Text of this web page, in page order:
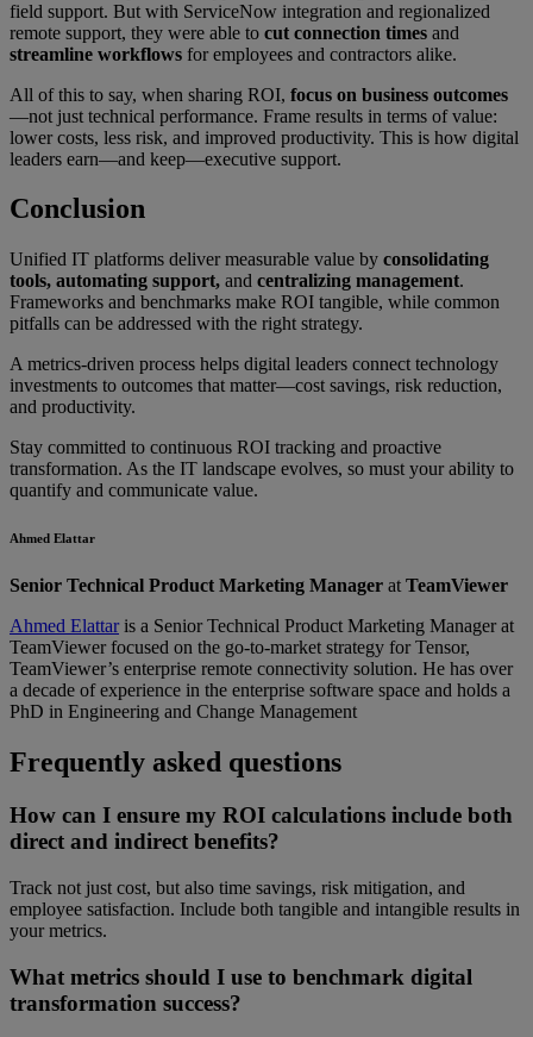
field support. But with ServiceNow integration and regionalized
remote support, they were able to cut connection times and
streamline workflows for employees and contractors alike.
All of this to say, when sharing ROI, focus on business outcomes
—not just technical performance. Frame results in terms of value:
lower costs, less risk, and improved productivity. This is how digital
leaders earn—and keep—executive support.
Conclusion
Unified IT platforms deliver measurable value by consolidating
tools, automating support, and centralizing management.
Frameworks and benchmarks make ROI tangible, while common
pitfalls can be addressed with the right strategy.
A metrics-driven process helps digital leaders connect technology
investments to outcomes that matter—cost savings, risk reduction,
and productivity.
Stay committed to continuous ROI tracking and proactive
transformation. As the IT landscape evolves, so must your ability to
quantify and communicate value.
Ahmed Elattar
Senior Technical Product Marketing Manager at TeamViewer
Ahmed Elattaris a Senior Technical Product Marketing Manager at
TeamViewer focused on the go-to-market strategy for Tensor,
TeamViewer’s enterprise remote connectivity solution. He has over
a decade of experience in the enterprise software space and holds a
PhD in Engineering and Change Management
Frequently asked questions
How can I ensure my ROI calculations include both
direct and indirect benefits?
Track not just cost, but also time savings, risk mitigation, and
employee satisfaction. Include both tangible and intangible results in
your metrics.
What metrics should I use to benchmark digital
transformation success?